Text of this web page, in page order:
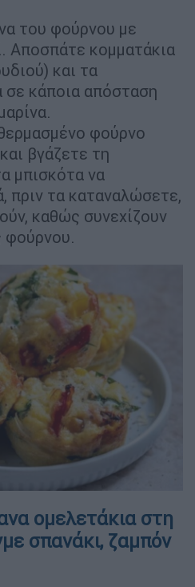
του φούρνου με
Αποσπάτε κομματάκια
και τα
σε κάποια απόσταση
φούρνο
βγάζετε τη
μπισκότα να
πριν τα καταναλώσετε,
καθώς συνεχίζουν
φούρνου.
ομελετάκια στη
σπανάκι, ζαμπόν